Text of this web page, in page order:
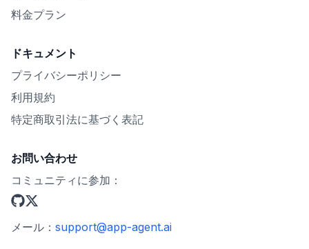
料金プラン
ドキュメント
プライバシーポリシー
利用規約
特定商取引法に基づく表記
お問い合わせ
コミュニティに参加：
メール： support@app-agent.ai